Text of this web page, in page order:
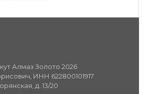
Алмаз Золото 2026
ИНН 622800101917
д. 13/20